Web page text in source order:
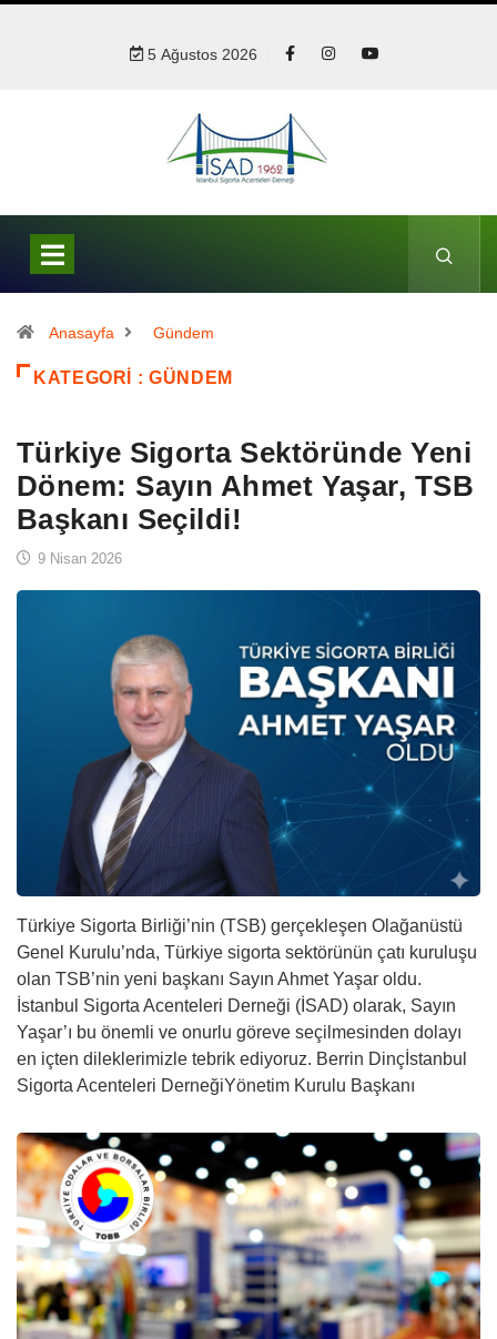
5 Ağustos 2026
Anasayfa Gündem
KATEGORI : GÜNDEM
Türkiye Sigorta Sektöründe Yeni
Dönem: Sayın Ahmet Yaşar, TSB
Başkanı Seçildi!
9 Nisan 2026
Türkiye Sigorta Birliği’nin (TSB) gerçekleşen Olağanüstü
Genel Kurulu’nda, Türkiye sigorta sektörünün çatı kuruluşu
olan TSB’nin yeni başkanı Sayın Ahmet Yaşar oldu.
İstanbul Sigorta Acenteleri Derneği (İSAD) olarak, Sayın
Yaşar’ı bu önemli ve onurlu göreve seçilmesinden dolayı
en içten dileklerimizle tebrik ediyoruz. Berrin Dinçİstanbul
Sigorta Acenteleri DerneğiYönetim Kurulu Başkanı